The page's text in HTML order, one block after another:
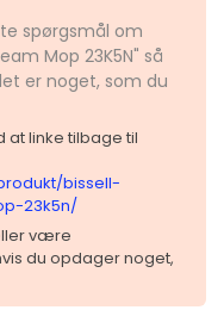
spørgsmål om
Mop 23K5N" så
er noget, som du
at linke tilbage til
bissell-
23k5n/
være
du opdager noget,